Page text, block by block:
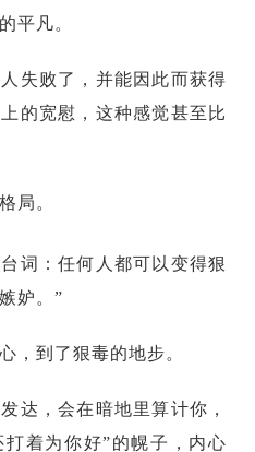
平凡。
失败了，并能因此而获得
的宽慰，这种感觉甚至比
局。
词：任何人都可以变得狠
妒。”
，到了狠毒的地步。
达，会在暗地里算计你，
着为你好”的幌子，内心